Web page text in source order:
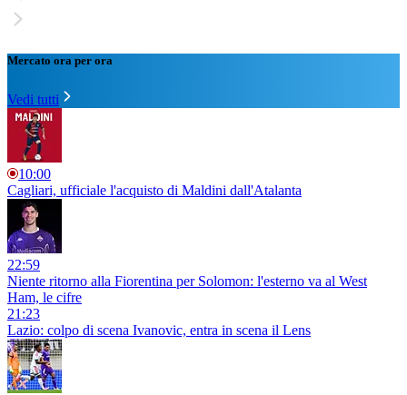
Mercato ora per ora
Vedi tutti
10:00
Cagliari, ufficiale l'acquisto di Maldini dall'Atalanta
22:59
Niente ritorno alla Fiorentina per Solomon: l'esterno va al West
Ham, le cifre
21:23
Lazio: colpo di scena Ivanovic, entra in scena il Lens